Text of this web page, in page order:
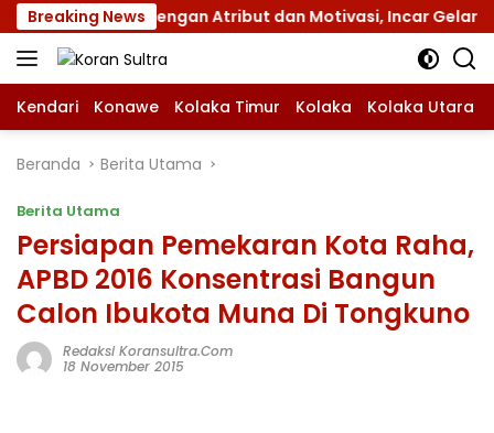
Langsung
ke
konten
Breaking News
Jamnas XII dengan Atribut dan Motivasi, Incar Gelar
Kendari Konawe Kolaka Timur Kolaka Kolaka Utara
Beranda Berita Utama
Berita Utama
Persiapan Pemekaran Kota Raha,
APBD 2016 Konsentrasi Bangun
Calon Ibukota Muna Di Tongkuno
Redaksi Koransultra.com
18 November 2015